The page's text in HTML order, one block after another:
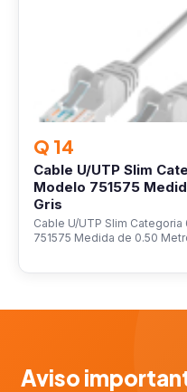
Q 14
Cable U/UTP Slim
Modelo 751575
Gris
Cable U/UTP Slim
751575 Medida de 0.50
Aviso